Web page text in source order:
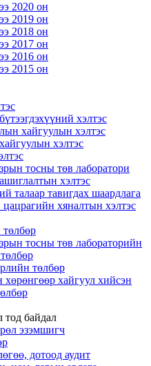
2020 он
2019 он
2018 он
2017 он
2016 он
2015 он
хэлтэс
хайгуулын хэлтэс
хэлтэс
тосны төв лаборатори
хэлтэс
талаар тавигдах шаардлага
хяналтын хэлтэс
тосны төв лабораторийн
төлбөр
хайгуул хийсэн
байдал
эзэмшигч
дотоод аудит